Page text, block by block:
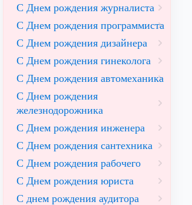
С Днем рождения журналиста
С Днем рождения программиста
С Днем рождения дизайнера
С Днем рождения гинеколога
С Днем рождения автомеханика
С Днем рождения
железнодорожника
С Днем рождения инженера
С Днем рождения сантехника
С Днем рождения рабочего
С Днем рождения юриста
С днем рождения аудитора